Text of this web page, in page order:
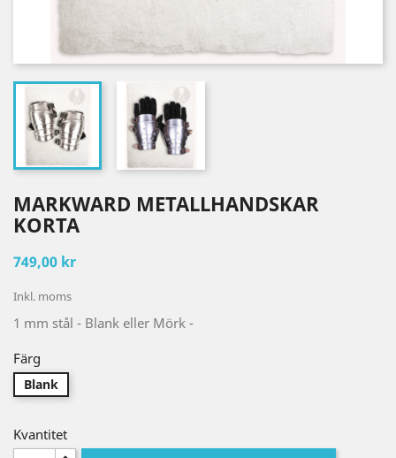
MARKWARD METALLHANDSKAR
KORTA
749,00 kr
Inkl. moms
1 mm stål - Blank eller Mörk -
Färg
Blank
Kvantitet